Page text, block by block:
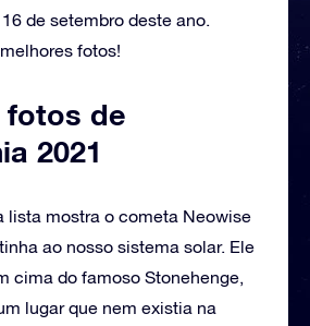
de setembro deste ano.
fotos!
fotos de
2021
lista mostra o cometa Neowise
ao nosso sistema solar. Ele
cima do famoso Stonehenge,
lugar que nem existia na